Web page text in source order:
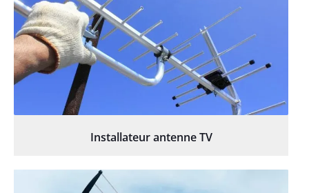
Installateur antenne TV